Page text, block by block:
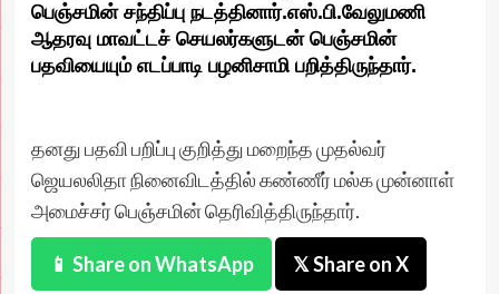
பெஞ்சமின் சந்திப்பு நடத்தினார்.எஸ்.பி.வேலுமணி
ஆதரவு மாவட்டச் செயலர்களுடன் பெஞ்சமின்
பதவியையும் எடப்பாடி பழனிசாமி பறித்திருந்தார்.
தனது பதவி பறிப்பு குறித்து மறைந்த முதல்வர்
ஜெயலலிதா நினைவிடத்தில் கண்ணீர் மல்க முன்னாள்
அமைச்சர் பெஞ்சமின் தெரிவித்திருந்தார்.
📱 Share on WhatsApp 𝕏 Share on X